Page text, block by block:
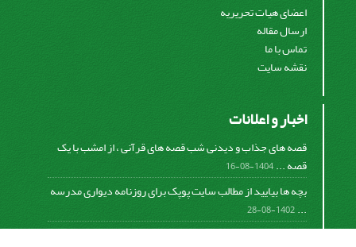
اعضای هیات تحریریه
ارسال مقاله
تماس با ما
نقشه سایت
اخبار و اعلانات
قصه های جذاب و دیدنی شب قصه های قرآنی ، از امشب با یک
قصه ...1404-08-16
بچه ها بیایید از مطالب سایت پوپک برای روزنامه دیواری مدرسه
...
1402-08-28